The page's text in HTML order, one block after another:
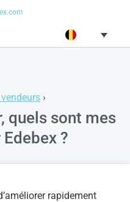
›
quels sont mes
?
rapidement